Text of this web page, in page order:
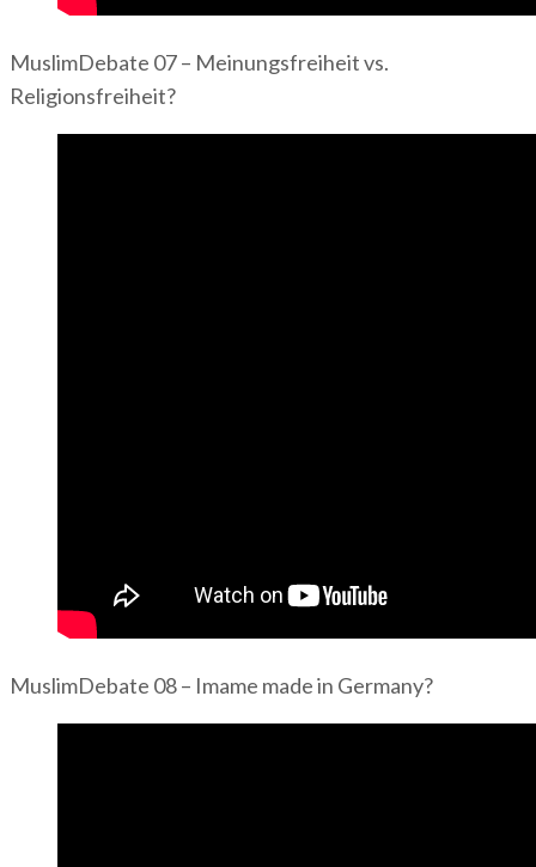
MuslimDebate 07 – Meinungsfreiheit vs.
Religionsfreiheit?
MuslimDebate 08 – Imame made in Germany?